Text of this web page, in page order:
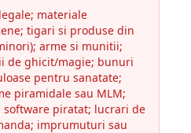
materiale
tigari si produse din
arme si munitii;
de ghicit/magie; bunuri
pentru sanatate;
piramidale sau MLM;
software piratat; lucrari de
imprumuturi sau